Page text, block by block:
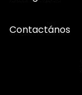
Contactános